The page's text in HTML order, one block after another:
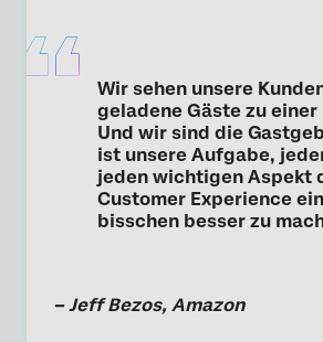
Wir sehen unsere
geladene Gäste zu einer
Und wir sind die
ist unsere Aufgabe,
jeden wichtigen Aspekt
Customer Experience ein
bisschen besser zu
– Jeff Bezos, Amazon